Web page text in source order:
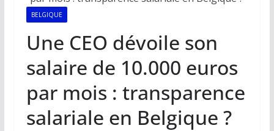
BELGIQUE
Une CEO dévoile son
salaire de 10.000 euros
par mois : transparence
salariale en Belgique ?